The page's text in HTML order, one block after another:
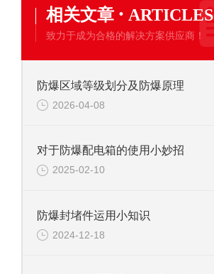
相关文章 · ARTICLES
致力于成为合格的解决方案供应商！
防爆区域等级划分及防爆原理
2026-04-08
对于防爆配电箱的使用小妙招
2025-02-10
防爆封堵件运用小知识
2024-12-18